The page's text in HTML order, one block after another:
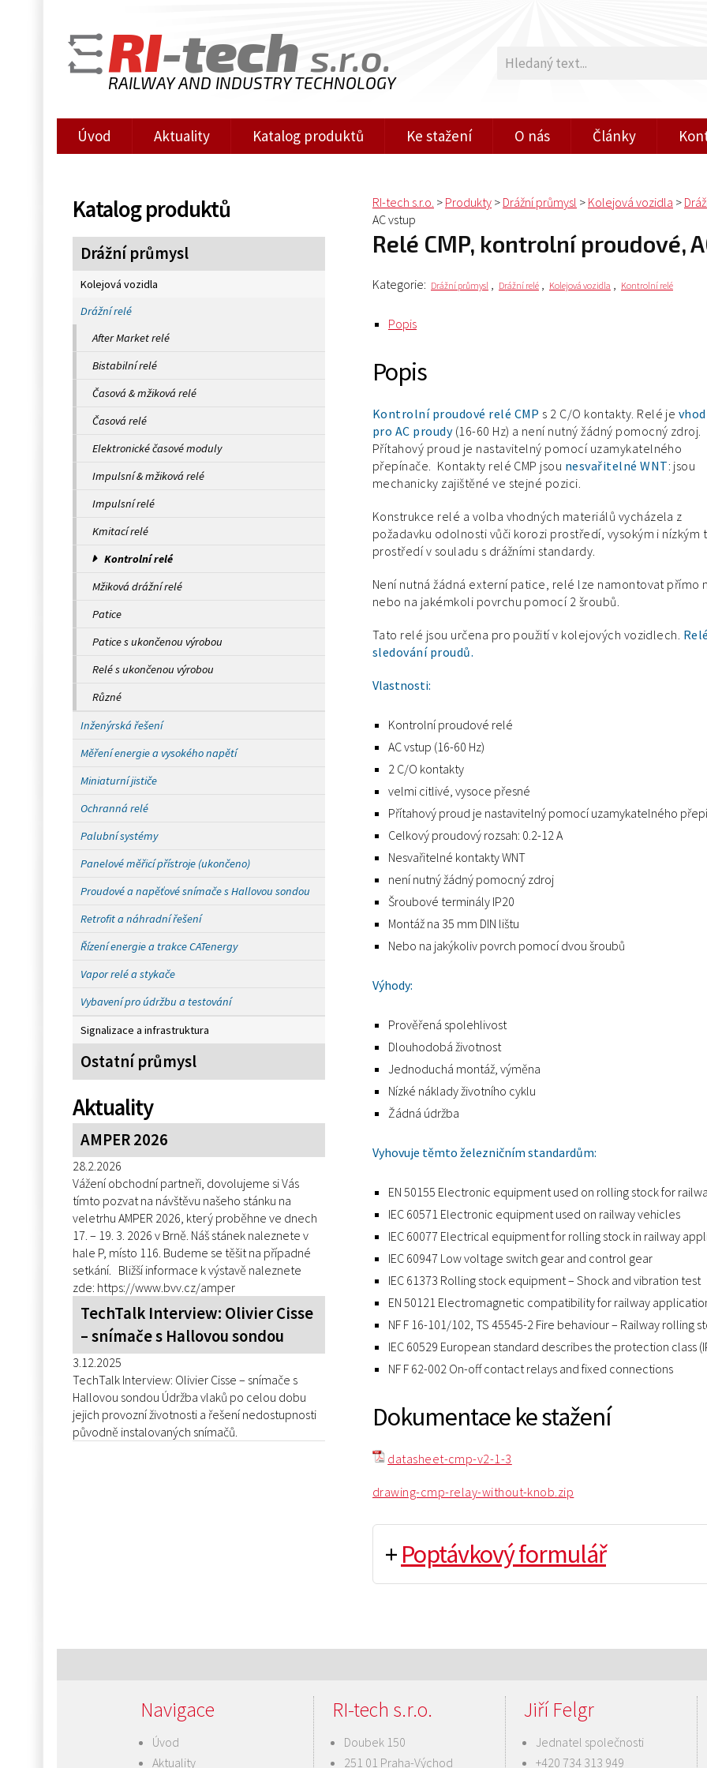
RI-tech s.r.o.
RAILWAY AND INDUSTRY TECHNOLOGY
Úvod Aktuality Katalog produktů Ke stažení O nás Články
Katalog produktů
Drážní průmysl
Kolejová vozidla
Drážní relé
After Market relé
Bistabilní relé
Časová & mžiková relé
Časová relé
Elektronické časové moduly
Impulsní & mžiková relé
Impulsní relé
Kmitací relé
Kontrolní relé
Mžiková drážní relé
Patice
Patice s ukončenou výrobou
Relé s ukončenou výrobou
Různé
Inženýrská řešení
Měření energie a vysokého napětí
Miniaturní jističe
Ochranná relé
Palubní systémy
Panelové měřicí přístroje (ukončeno)
Proudové a napěťové snímače s Hallovou sondou
Retrofit a náhradní řešení
Řízení energie a trakce CATenergy
Vapor relé a stykače
Vybavení pro údržbu a testování
Signalizace a infrastruktura
Ostatní průmysl
Aktuality
AMPER 2026
28.2.2026
Vážení obchodní partneři, dovolujeme si Vás
tímto pozvat na návštěvu našeho stánku na
veletrhu AMPER 2026, který proběhne ve dnech
17. – 19. 3. 2026 v Brně. Náš stánek naleznete v
hale P, místo 116. Budeme se těšit na případné
setkání. Bližší informace k výstavě naleznete
zde: https://www.bvv.cz/amper
TechTalk Interview: Olivier Cisse
– snímače s Hallovou sondou
3.12.2025
TechTalk Interview: Olivier Cisse – snímače s
Hallovou sondou Údržba vlaků po celou dobu
jejich provozní životnosti a řešení nedostupnosti
původně instalovaných snímačů.
RI-tech s.r.o. > Produkty > Drážní průmysl > Kolejová vozidla >
AC vstup
Relé CMP, kontrolní proudové,
Kategorie: Drážní průmysl , Drážní relé , Kolejová vozidla , Kontrolní relé
Popis
Popis
Kontrolní proudové relé CMP s 2 C/O kontakty. Relé je
pro AC proudy(16-60 Hz) a není nutný žádný pomocný zdroj.
Přítahový proud je nastavitelný pomocí uzamykatelného
přepínače. Kontakty relé CMP jsou nesvařitelné WNT: jsou
mechanicky zajištěné ve stejné pozici.
Konstrukce relé a volba vhodných materiálů vycházela z
požadavku odolnosti vůči korozi prostředí, vysokým i
prostředí v souladu s drážními standardy.
Není nutná žádná externí patice, relé lze namontovat přímo
nebo na jakémkoli povrchu pomocí 2 šroubů.
Tato relé jsou určena pro použití v kolejových vozidlech.
sledování proudů.
Vlastnosti:
Kontrolní proudové relé
AC vstup (16-60 Hz)
2 C/O kontakty
velmi citlivé, vysoce přesné
Přítahový proud je nastavitelný pomocí uzamykatelného
Celkový proudový rozsah: 0.2-12 A
Nesvařitelné kontakty WNT
není nutný žádný pomocný zdroj
Šroubové terminály IP20
Montáž na 35 mm DIN lištu
Nebo na jakýkoliv povrch pomocí dvou šroubů
Výhody:
Prověřená spolehlivost
Dlouhodobá životnost
Jednoduchá montáž, výměna
Nízké náklady životního cyklu
Žádná údržba
Vyhovuje těmto železničním standardům:
EN 50155 Electronic equipment used on rolling stock for
IEC 60571 Electronic equipment used on railway vehicles
IEC 60077 Electrical equipment for rolling stock in railway
IEC 60947 Low voltage switch gear and control gear
IEC 61373 Rolling stock equipment – Shock and vibration test
EN 50121 Electromagnetic compatibility for railway
NF F 16-101/102, TS 45545-2 Fire behaviour – Railway rolling
IEC 60529 European standard describes the protection class
NF F 62-002 On-off contact relays and fixed connections
Dokumentace ke stažení
datasheet-cmp-v2-1-3
drawing-cmp-relay-without-knob.zip
+ Poptávkový formulář
Navigace
Úvod
Aktuality
RI-tech s.r.o.
Doubek 150
251 01 Praha-Východ
Jiří Felgr
Jednatel společnosti
+420 734 313 949